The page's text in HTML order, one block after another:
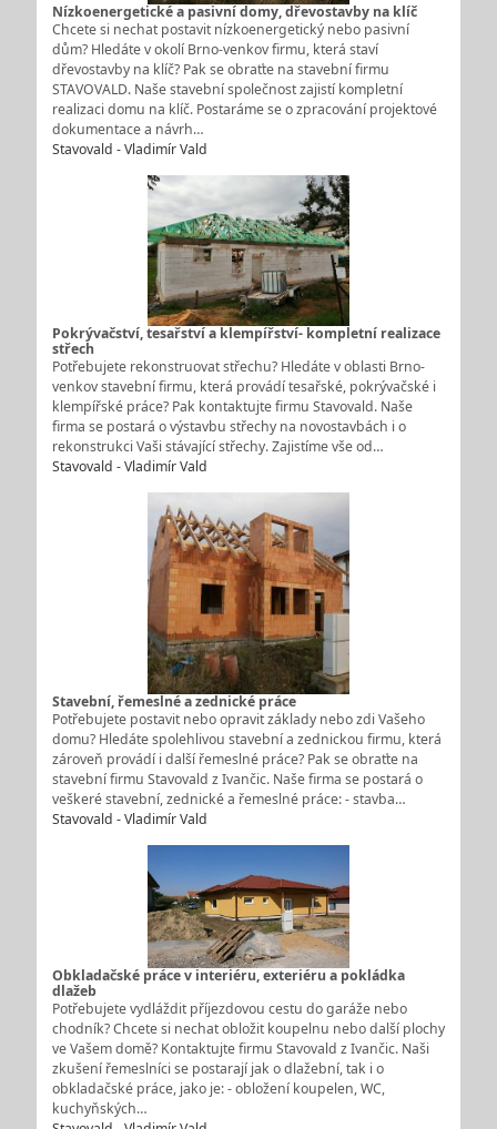
Nízkoenergetické a pasivní domy, dřevostavby na klíč
Chcete si nechat postavit nízkoenergetický nebo pasivní
dům? Hledáte v okolí Brno-venkov firmu, která staví
dřevostavby na klíč? Pak se obraťte na stavební firmu
STAVOVALD. Naše stavební společnost zajistí kompletní
realizaci domu na klíč. Postaráme se o zpracování projektové
dokumentace a návrh…
Stavovald - Vladimír Vald
Pokrývačství, tesařství a klempířství- kompletní realizace
střech
Potřebujete rekonstruovat střechu? Hledáte v oblasti Brno-
venkov stavební firmu, která provádí tesařské, pokrývačské i
klempířské práce? Pak kontaktujte firmu Stavovald. Naše
firma se postará o výstavbu střechy na novostavbách i o
rekonstrukci Vaši stávající střechy. Zajistíme vše od…
Stavovald - Vladimír Vald
Stavební, řemeslné a zednické práce
Potřebujete postavit nebo opravit základy nebo zdi Vašeho
domu? Hledáte spolehlivou stavební a zednickou firmu, která
zároveň provádí i další řemeslné práce? Pak se obraťte na
stavební firmu Stavovald z Ivančic. Naše firma se postará o
veškeré stavební, zednické a řemeslné práce: - stavba…
Stavovald - Vladimír Vald
Obkladačské práce v interiéru, exteriéru a pokládka
dlažeb
Potřebujete vydláždit příjezdovou cestu do garáže nebo
chodník? Chcete si nechat obložit koupelnu nebo další plochy
ve Vašem domě? Kontaktujte firmu Stavovald z Ivančic. Naši
zkušení řemeslníci se postarají jak o dlažební, tak i o
obkladačské práce, jako je: - obložení koupelen, WC,
kuchyňských…